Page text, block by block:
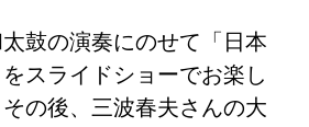
鼓の演奏にのせて「日本
スライドショーでお楽し
の後、三波春夫さんの大